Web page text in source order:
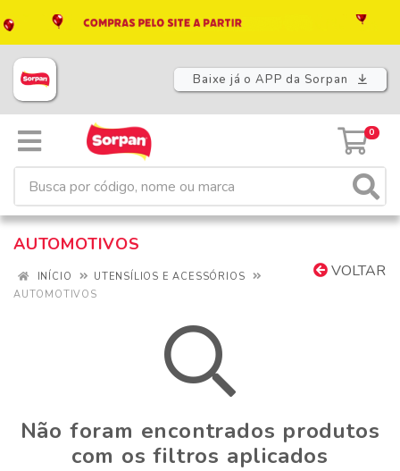
Baixe já o APP da Sorpan
0
AUTOMOTIVOS
VOLTAR
INÍCIO
UTENSÍLIOS E ACESSÓRIOS
AUTOMOTIVOS
Não foram encontrados produtos
com os filtros aplicados